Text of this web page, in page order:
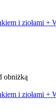
i ziołami
obniżką
i ziołami